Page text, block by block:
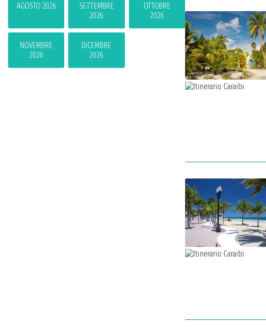
AGOSTO 2026
SETTEMBRE
2026
OTTOBRE
2026
NOVEMBRE
2026
DICEMBRE
2026